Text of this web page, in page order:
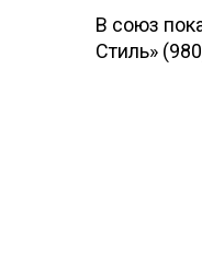
В союз
Стиль»